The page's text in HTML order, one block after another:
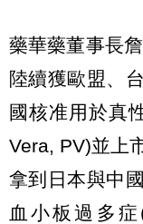
藥華藥董事長
陸續獲歐盟、
國核准用於真
Vera, PV)並上
拿到日本與中
血小板過多症